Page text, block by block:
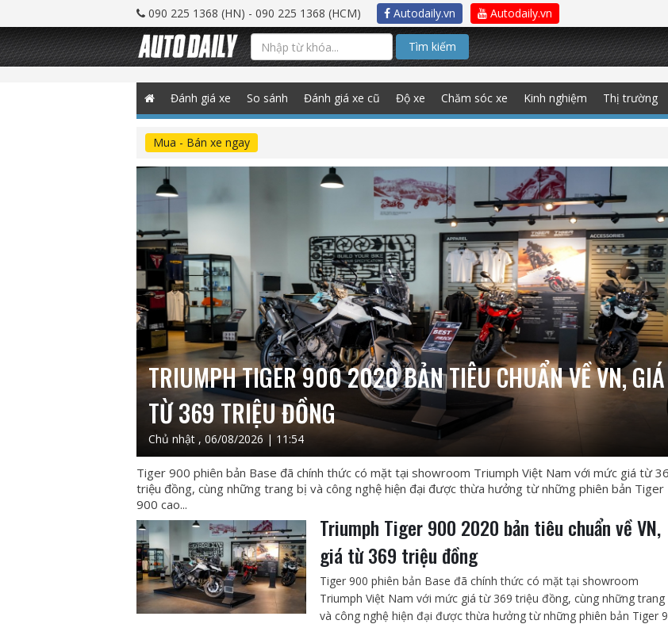
090 225 1368 (HN) - 090 225 1368 (HCM) Autodaily.vn Autodaily.vn
Tìm kiếm
Đánh giá xe So sánh Đánh giá xe cũ Độ xe Chăm sóc xe Kinh nghiệm Thị trường
Mua - Bán xe ngay
TRIUMPH TIGER 900 2020 BẢN TIÊU CHUẨN VỀ VN, GIÁ
TỪ 369 TRIỆU ĐỒNG
Chủ nhật , 06/08/2026 | 11:54
Tiger 900 phiên bản Base đã chính thức có mặt tại showroom Triumph Việt Nam với mức giá từ
triệu đồng, cùng những trang bị và công nghệ hiện đại được thừa hưởng từ những phiên bản Tiger
900 cao...
Triumph Tiger 900 2020 bản tiêu chuẩn về VN,
giá từ 369 triệu đồng
Tiger 900 phiên bản Base đã chính thức có mặt tại showroom
Triumph Việt Nam với mức giá từ 369 triệu đồng, cùng những trang
và công nghệ hiện đại được thừa hưởng từ những phiên bản Tiger